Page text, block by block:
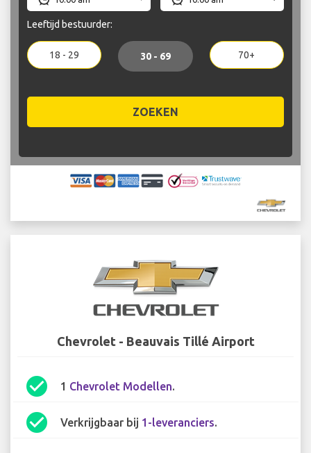
Leeftijd bestuurder:
18 - 29 30 - 69 70+
ZOEKEN
Chevrolet - Beauvais Tillé Airport
check_circle 1 Chevrolet Modellen.
check_circle Verkrijgbaar bij 1-leveranciers.